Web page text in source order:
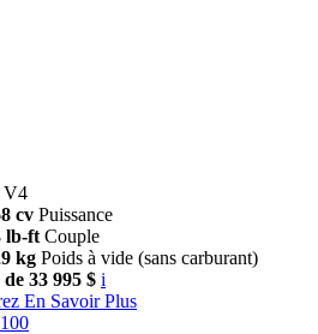
V4
cv Puissance
lb-ft Couple
kg Poids à vide (sans carburant)
33 995 $ i
En Savoir Plus